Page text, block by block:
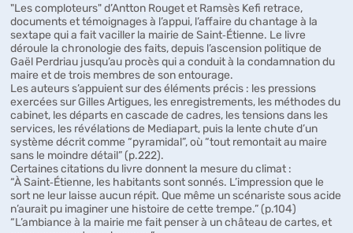
"Les comploteurs" d’Antton Rouget et Ramsès Kefi retrace,
documents et témoignages à l’appui, l’affaire du chantage à la
sextape qui a fait vaciller la mairie de Saint‑Étienne. Le livre
déroule la chronologie des faits, depuis l’ascension politique de
Gaël Perdriau jusqu’au procès qui a conduit à la condamnation du
maire et de trois membres de son entourage.
Les auteurs s’appuient sur des éléments précis : les pressions
exercées sur Gilles Artigues, les enregistrements, les méthodes du
cabinet, les départs en cascade de cadres, les tensions dans les
services, les révélations de Mediapart, puis la lente chute d’un
système décrit comme “pyramidal”, où “tout remontait au maire
sans le moindre détail” (p.222).
Certaines citations du livre donnent la mesure du climat :
“À Saint‑Étienne, les habitants sont sonnés. L’impression que le
sort ne leur laisse aucun répit. Que même un scénariste sous acide
n’aurait pu imaginer une histoire de cette trempe.” (p.104)
“L’ambiance à la mairie me fait penser à un château de cartes, et